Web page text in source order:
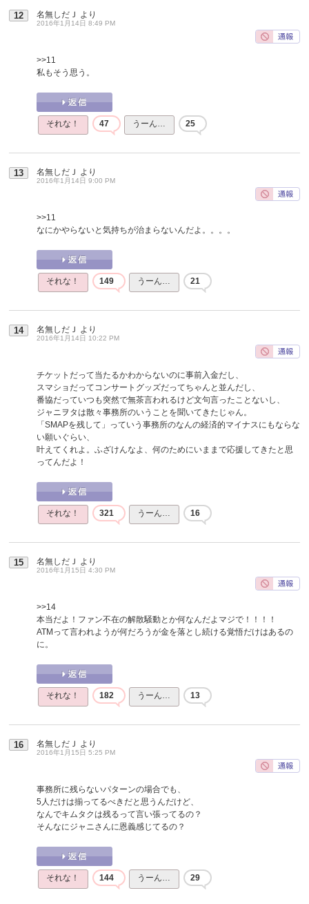
12 名無しだＪ より
2016年1月14日 8:49 PM
>>11
私もそう思う。
それな！ 47 うーん… 25
13 名無しだＪ より
2016年1月14日 9:00 PM
>>11
なにかやらないと気持ちが治まらないんだよ。。。。
それな！ 149 うーん… 21
14 名無しだＪ より
2016年1月14日 10:22 PM
チケットだって当たるかわからないのに事前入金だし、
スマショだってコンサートグッズだってちゃんと並んだし、
番協だっていつも突然で無茶言われるけど文句言ったことないし、
ジャニヲタは散々事務所のいうことを聞いてきたじゃん。
「SMAPを残して」っていう事務所のなんの経済的マイナスにもならな
い願いぐらい、
叶えてくれよ。ふざけんなよ、何のためにいままで応援してきたと思
ってんだよ！
それな！ 321 うーん… 16
15 名無しだＪ より
2016年1月15日 4:30 PM
>>14
本当だよ！ファン不在の解散騒動とか何なんだよマジで！！！！
ATMって言われようが何だろうが金を落とし続ける覚悟だけはあるの
に。
それな！ 182 うーん… 13
16 名無しだＪ より
2016年1月15日 5:25 PM
事務所に残らないパターンの場合でも、
5人だけは揃ってるべきだと思うんだけど、
なんでキムタクは残るって言い張ってるの？
そんなにジャニさんに恩義感じてるの？
それな！ 144 うーん… 29